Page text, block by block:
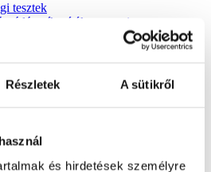
Részletek A sütikről
és hirdetések személyre
tesztek
síkosítók, potencia
hüvelyflóra helyreállítás
és szív gyógyszerei